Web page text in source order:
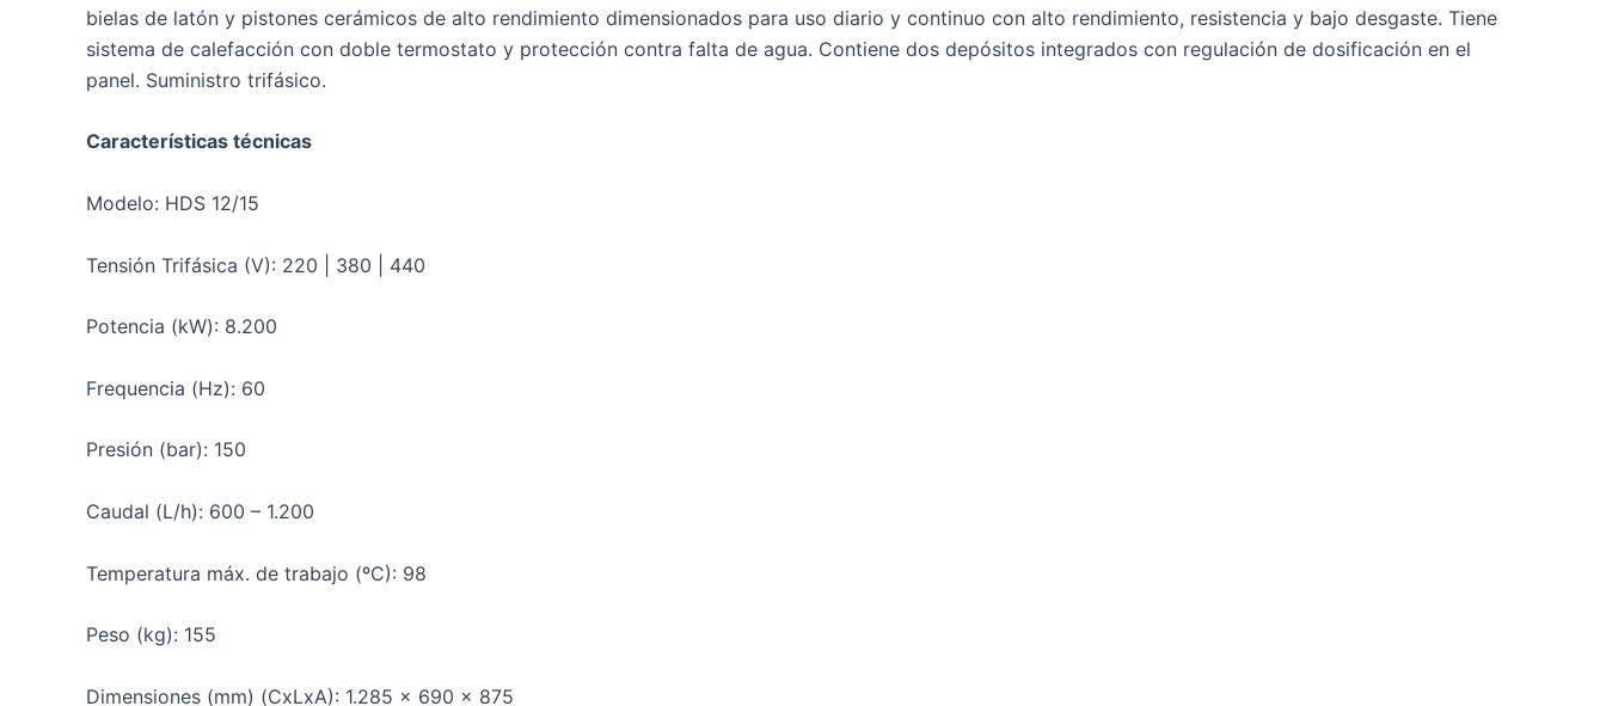
bielas de latón y pistones cerámicos de alto rendimiento dimensionados para uso diario y continuo con alto rendimiento, resistencia y bajo desgaste. Tiene
sistema de calefacción con doble termostato y protección contra falta de agua. Contiene dos depósitos integrados con regulación de dosificación en el
panel. Suministro trifásico.
Características técnicas
Modelo: HDS 12/15
Tensión Trifásica (V): 220 | 380 | 440
Potencia (kW): 8.200
Frequencia (Hz): 60
Presión (bar): 150
Caudal (L/h): 600 – 1.200
Temperatura máx. de trabajo (ºC): 98
Peso (kg): 155
Dimensiones (mm) (CxLxA): 1.285 x 690 x 875